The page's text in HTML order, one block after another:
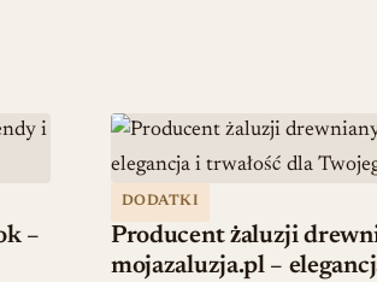
–
i inspiracje
DODATKI
Producent żaluzji
mojazaluzja.pl –
Producent żaluzji